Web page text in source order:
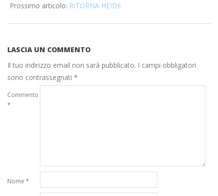
Prossimo articolo: RITORNA HEIDI!
LASCIA UN COMMENTO
Il tuo indirizzo email non sarà pubblicato. I campi obbligatori
sono contrassegnati *
Commento
*
Nome *